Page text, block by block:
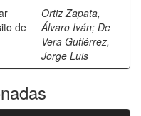
de
Ortiz Zapata,
Álvaro Iván; De
Vera Gutiérrez,
Jorge Luis